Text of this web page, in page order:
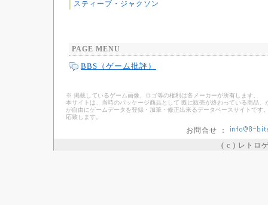
スティーブ・ジャクソン
PAGE MENU
BBS（ゲーム批評）
※ 掲載しているゲーム画像、ロゴ等の権利は各メーカーが所有します。
本サイトは、当時のパッケージ商品として 既に販売が終わっている商品
が自由にゲームデータを登録・加筆・修正出来るデータベースサイトで
応致します。
お問合せ ：
( c ) レトロ